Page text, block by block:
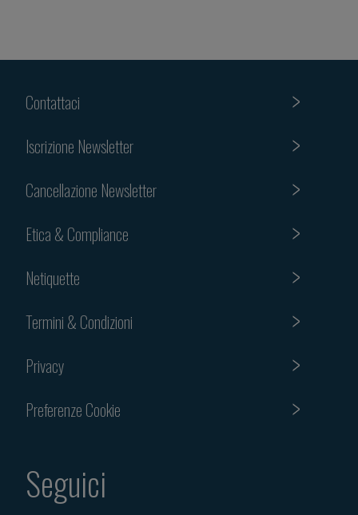
Contattaci
Iscrizione Newsletter
Cancellazione Newsletter
Etica & Compliance
Netiquette
Termini & Condizioni
Privacy
Preferenze Cookie
Seguici